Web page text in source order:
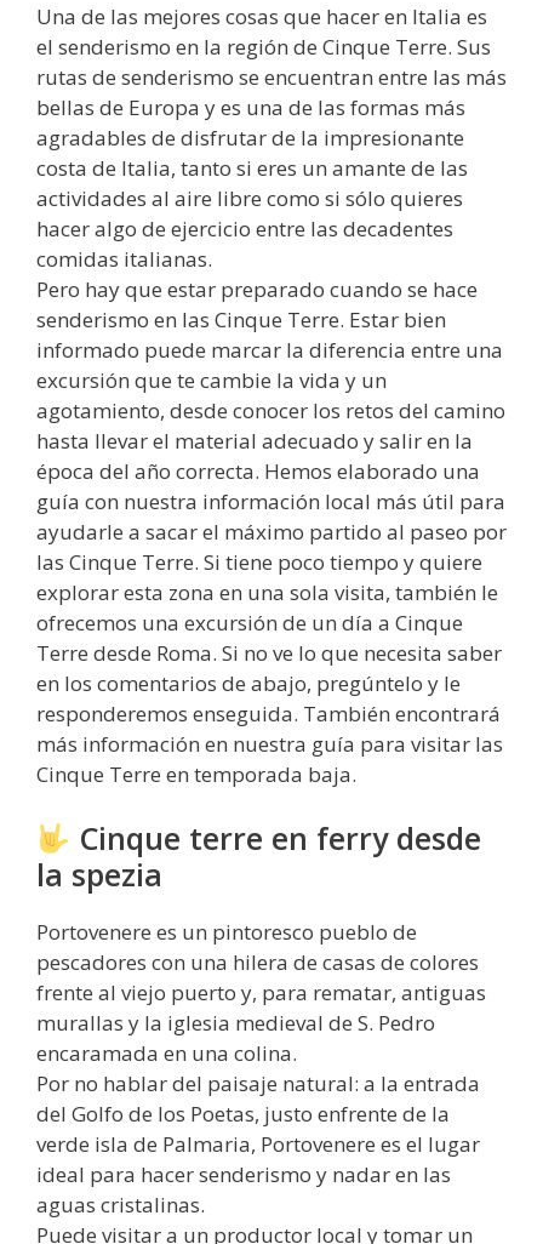
Una de las mejores cosas que hacer en Italia es
el senderismo en la región de Cinque Terre. Sus
rutas de senderismo se encuentran entre las más
bellas de Europa y es una de las formas más
agradables de disfrutar de la impresionante
costa de Italia, tanto si eres un amante de las
actividades al aire libre como si sólo quieres
hacer algo de ejercicio entre las decadentes
comidas italianas.
Pero hay que estar preparado cuando se hace
senderismo en las Cinque Terre. Estar bien
informado puede marcar la diferencia entre una
excursión que te cambie la vida y un
agotamiento, desde conocer los retos del camino
hasta llevar el material adecuado y salir en la
época del año correcta. Hemos elaborado una
guía con nuestra información local más útil para
ayudarle a sacar el máximo partido al paseo por
las Cinque Terre. Si tiene poco tiempo y quiere
explorar esta zona en una sola visita, también le
ofrecemos una excursión de un día a Cinque
Terre desde Roma. Si no ve lo que necesita saber
en los comentarios de abajo, pregúntelo y le
responderemos enseguida. También encontrará
más información en nuestra guía para visitar las
Cinque Terre en temporada baja.
Cinque terre en ferry desde
la spezia
Portovenere es un pintoresco pueblo de
pescadores con una hilera de casas de colores
frente al viejo puerto y, para rematar, antiguas
murallas y la iglesia medieval de S. Pedro
encaramada en una colina.
Por no hablar del paisaje natural: a la entrada
del Golfo de los Poetas, justo enfrente de la
verde isla de Palmaria, Portovenere es el lugar
ideal para hacer senderismo y nadar en las
aguas cristalinas.
Puede visitar a un productor local y tomar un